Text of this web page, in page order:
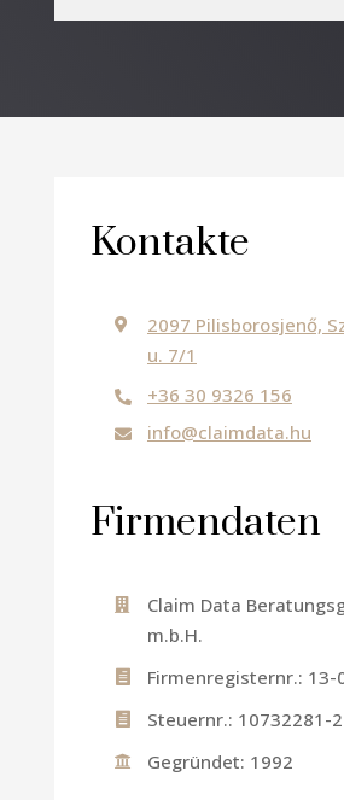
Kontakte

2097 Pilisborosjenő,
u. 7/1
 +36 30 9326 156
 info@claimdata.hu
Firmendaten

Claim Data
m.b.H.
 Firmenregisternr.: 13-
 Steuernr.: 10732281-
 Gegründet: 1992